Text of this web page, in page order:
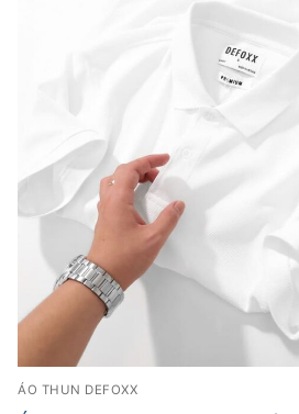
ÁO THUN DEFOXX